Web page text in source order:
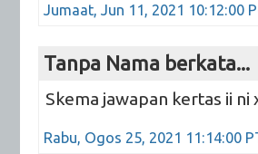
Jumaat, Jun 11, 2021 10:12:00
Tanpa Nama berkata...
Skema jawapan kertas ii ni
Rabu, Ogos 25, 2021 11:14:00